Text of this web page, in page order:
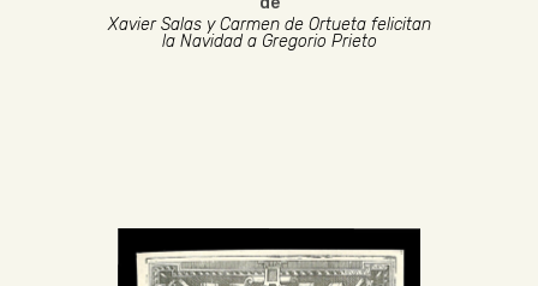
Xavier Salas y Carmen de Ortueta felicitan
la Navidad a Gregorio Prieto